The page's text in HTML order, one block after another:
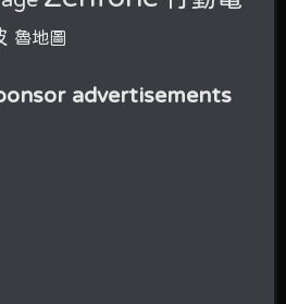
魯地圖
advertisements